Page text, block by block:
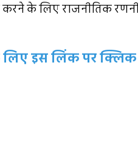
के लिए राजनीतिक
इस लिंक पर क्लिक